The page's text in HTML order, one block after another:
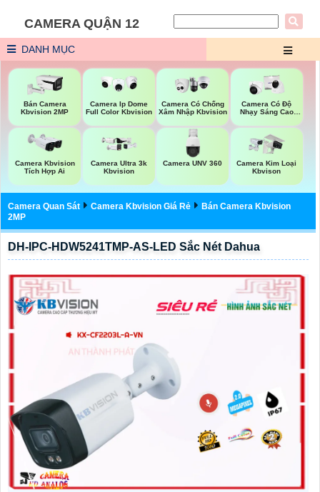
CAMERA QUẬN 12
DANH MỤC
Bán Camera
Kbvision 2MP
Camera Ip Dome
Full Color Kbvision
Camera Có Chống
Xâm Nhập Kbvision
Camera Có Độ
Nhạy Sáng Cao
Camera Kbvision
Tích Hợp Ai
Camera Ultra 3k
Kbvision
Camera UNV 360
Camera Kim Loại
Kbvison
Camera Quan Sát Camera Kbvision Giá Rẻ
Bán Camera Kbvision
2MP
DH-IPC-HDW5241TMP-AS-LED Sắc Nét Dahua